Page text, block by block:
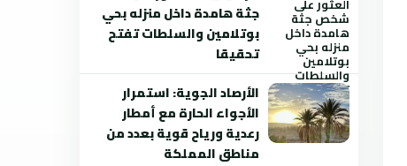
جثة هامدة داخل منزله بحي
بوتلامين والسلطات تفتح
تحقيقا
الأرصاد الجوية: استمرار
الأجواء الحارة مع أمطار
رعدية ورياح قوية بعدد من
مناطق المملكة